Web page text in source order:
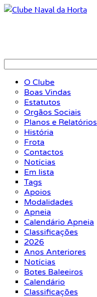
O Clube
Boas Vindas
Estatutos
Orgãos Sociais
Planos e Relatórios
História
Frota
Contactos
Notícias
Em lista
Tags
Apoios
Modalidades
Apneia
Calendário Apneia
Classificações
2026
Anos Anteriores
Notícias
Botes Baleeiros
Calendário
Classificações